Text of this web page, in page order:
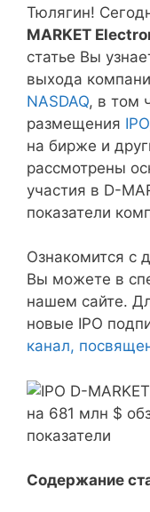
Тюлягин!
MARKET
статье Вы
выхода
NASDAQ, в том
размещения IPO
на бирже и
рассмотрены
участия в D-
показатели
Ознакомится с
Вы можете в
нашем сайте.
новые IPO
канал,
Содержание